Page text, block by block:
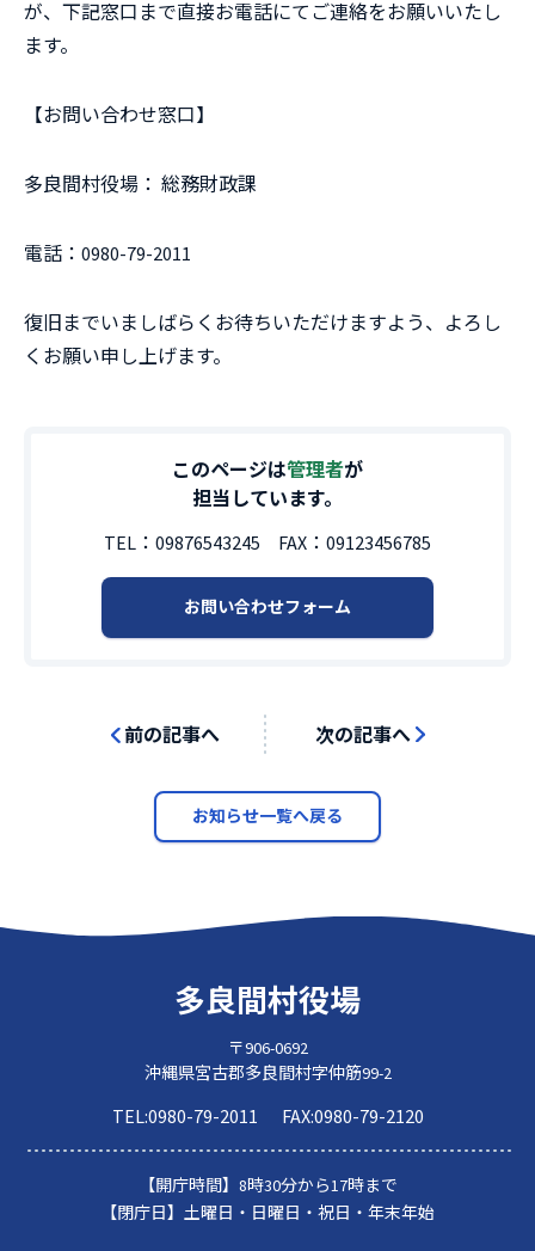
が、下記窓口まで直接お電話にてご連絡をお願いいたし
ます。
【お問い合わせ窓口】
多良間村役場： 総務財政課
電話：0980-79-2011
復旧までいましばらくお待ちいただけますよう、よろし
くお願い申し上げます。
このページは管理者が
担当しています。
TEL： 09876543245 FAX： 09123456785
お問い合わせフォーム
前の記事へ 次の記事へ
お知らせ一覧へ戻る
多良間村役場
〒906-0692
沖縄県宮古郡多良間村字仲筋99-2
TEL:0980-79-2011 FAX:0980-79-2120
【開庁時間】 8時30分から17時まで
【閉庁日】 土曜日・日曜日・祝日・年末年始